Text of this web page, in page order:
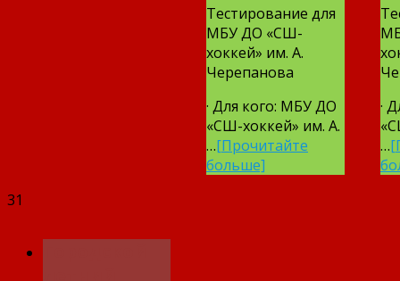
Тестирование для
МБУ ДО «СШ-
хоккей» им. А.
Черепанова
· Для кого: МБУ ДО
«СШ-хоккей» им. А.
…[Прочитайте
больше]
·
…
31